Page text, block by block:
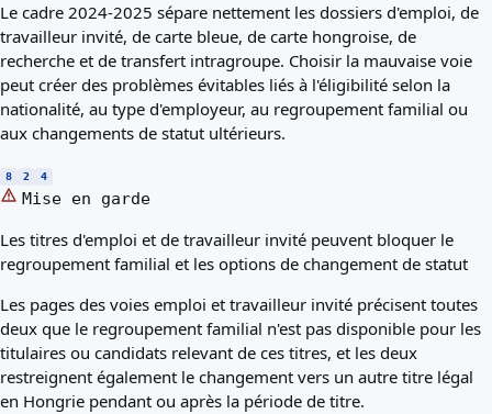
Le cadre 2024-2025 sépare nettement les dossiers d'emploi, de
travailleur invité, de carte bleue, de carte hongroise, de
recherche et de transfert intragroupe. Choisir la mauvaise voie
peut créer des problèmes évitables liés à l'éligibilité selon la
nationalité, au type d'employeur, au regroupement familial ou
aux changements de statut ultérieurs.
8 2 4
Mise en garde
Les titres d'emploi et de travailleur invité peuvent bloquer le
regroupement familial et les options de changement de statut
Les pages des voies emploi et travailleur invité précisent toutes
deux que le regroupement familial n'est pas disponible pour les
titulaires ou candidats relevant de ces titres, et les deux
restreignent également le changement vers un autre titre légal
en Hongrie pendant ou après la période de titre.